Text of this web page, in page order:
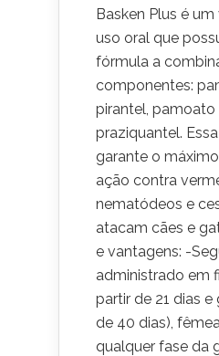
Basken Plus é
uso oral que
fórmula a
componentes:
pirantel,
praziquantel.
garante o
ação contra
nematódeos e
atacam cães e
e vantagens: -
administrado em
partir de 21 dias
de 40 dias),
qualquer fase da